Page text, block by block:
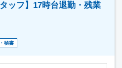
ッフ】17時台退勤・残業
秘書